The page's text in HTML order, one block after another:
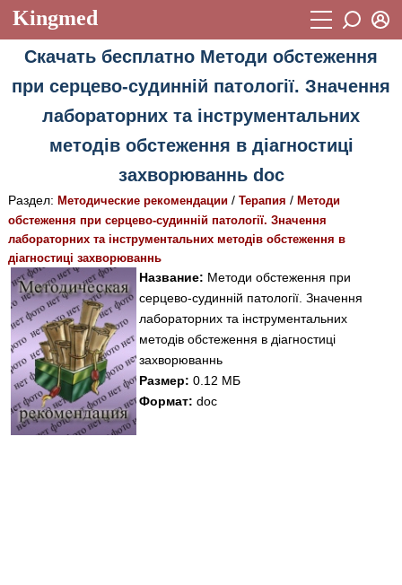
Kingmed
Учебный материал
Видеогалерея 899
Лекции и презентации 2474
Аккредитационные тесты (6)
Методические рекомендации
Научно-популярное
Статьи
Новости (244)
Медицинская стандартизация
Регистрация
Скачать бесплатно Методи обстеження
при серцево-судинній патології. Значення
лабораторних та інструментальних
методів обстеження в діагностиці
захворюваннь doc
Раздел: Методические рекомендации/ Терапия / Методи
обстеження при серцево-судинній патології. Значення
лабораторних та інструментальних методів обстеження в
діагностиці захворюваннь
Название: Методи обстеження при
серцево-судинній патології. Значення
лабораторних та інструментальних
методів обстеження в діагностиці
захворюваннь
Размер: 0.12 МБ
Формат: doc